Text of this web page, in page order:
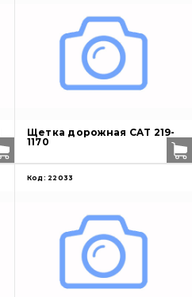
Щетка дорожная CAT 219-
1170
Код: 22033